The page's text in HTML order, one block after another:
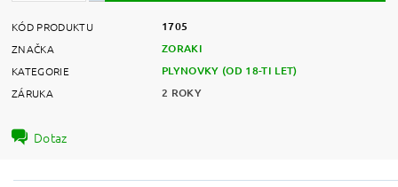
KÓD PRODUKTU 1705
ZNAČKA ZORAKI
KATEGORIE PLYNOVKY (OD 18-TI LET)
ZÁRUKA 2 ROKY
Dotaz